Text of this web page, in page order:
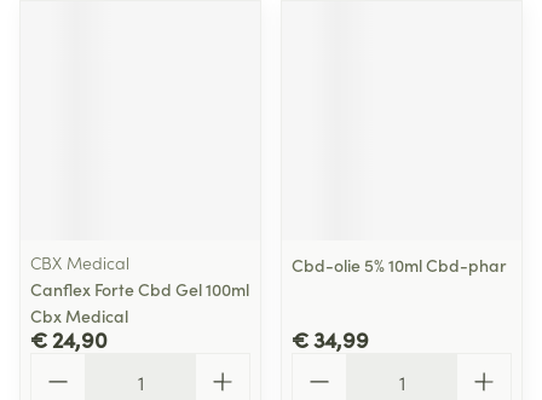
CBX Medical
Canflex Forte Cbd Gel 100ml
Cbx Medical
€ 24,90
Cbd-olie 5% 10ml Cbd-phar
€ 34,99